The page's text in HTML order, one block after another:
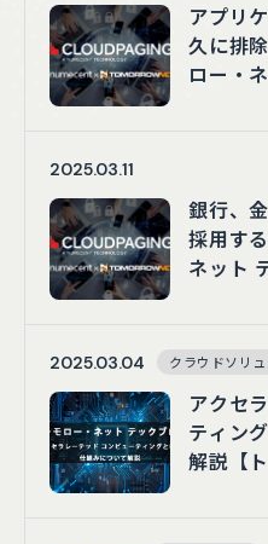
アプリ
久に排
ロー・
2025.03.11
銀行、
採用す
ネット
2025.03.04 クラウドソリ
アクセ
ティン
解説【